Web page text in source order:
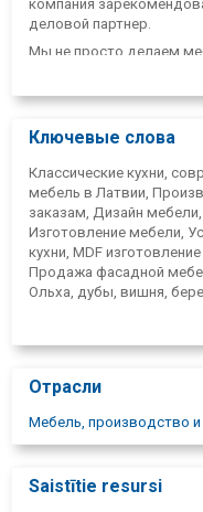
компания
деловой партнер.
Мы не просто делаем
вашего вкуса: от
компании является
индивидуальным
Ключевые слова
Классические кухни,
мебель в Латвии,
заказам, Дизайн
Изготовление мебели,
кухни, MDF
Продажа фасадной
Ольха, дубы, вишня,
производство
деревяных стульев,
мебели на заказ,
Отрасли
Мебель, производство
Saistītie resursi